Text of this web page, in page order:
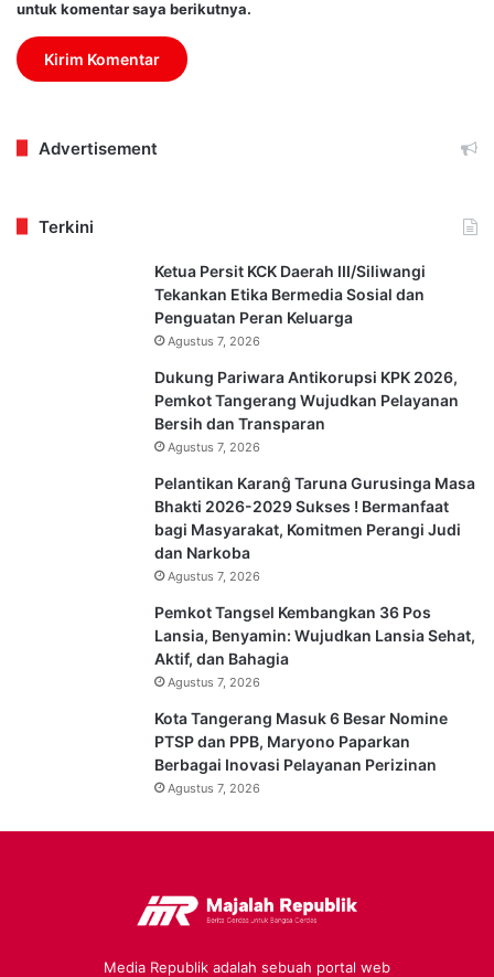
untuk komentar saya berikutnya.
Advertisement
Terkini
Ketua Persit KCK Daerah III/Siliwangi
Tekankan Etika Bermedia Sosial dan
Penguatan Peran Keluarga
Agustus 7, 2026
Dukung Pariwara Antikorupsi KPK 2026,
Pemkot Tangerang Wujudkan Pelayanan
Bersih dan Transparan
Agustus 7, 2026
Pelantikan Karanĝ Taruna Gurusinga Masa
Bhakti 2026-2029 Sukses ! Bermanfaat
bagi Masyarakat, Komitmen Perangi Judi
dan Narkoba
Agustus 7, 2026
Pemkot Tangsel Kembangkan 36 Pos
Lansia, Benyamin: Wujudkan Lansia Sehat,
Aktif, dan Bahagia
Agustus 7, 2026
Kota Tangerang Masuk 6 Besar Nomine
PTSP dan PPB, Maryono Paparkan
Berbagai Inovasi Pelayanan Perizinan
Agustus 7, 2026
Media Republik adalah sebuah portal web